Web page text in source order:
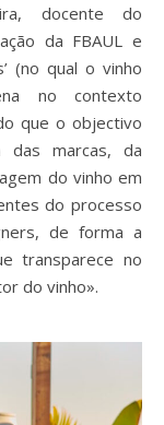
docente do
da FBAUL e
(no qual o vinho
no contexto
que o objectivo
das marcas, da
do vinho em
do processo
de forma a
transparece no
do vinho».